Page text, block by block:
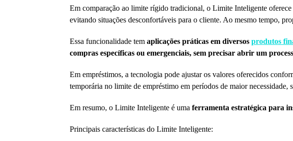
Em comparação ao limite rígido tradicional, o Limite Inteligente
evitando situações desconfortáveis para o cliente. Ao mesmo tempo,
Essa funcionalidade temaplicações práticas em diversosprodutos
compras específicas ou emergenciais, sem precisar abrir um
Em empréstimos, a tecnologia pode ajustar os valores oferecidos
temporária no limite de empréstimo em períodos de maior necessidade,
Em resumo, o Limite Inteligente é uma ferramenta estratégica para
Principais características do Limite Inteligente: